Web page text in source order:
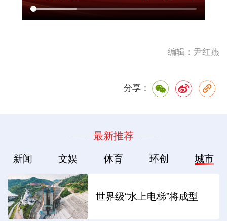
编辑：尹红燕
分享：
最新推荐
新闻 文娱 体育 环创 城市
世界级“水上电梯”将成型